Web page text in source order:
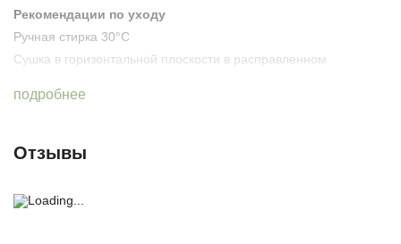
Рекомендации по уходу
Ручная стирка 30°C
Сушка в горизонтальной плоскости в расправленном
Непал - ручная работа
подробнее
Отзывы